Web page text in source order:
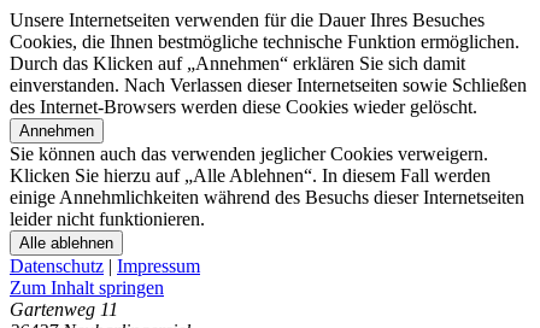
Unsere Internetseiten verwenden für die Dauer Ihres Besuches
Cookies, die Ihnen bestmögliche technische Funktion ermöglichen.
Durch das Klicken auf „Annehmen“ erklären Sie sich damit
einverstanden. Nach Verlassen dieser Internetseiten sowie Schließen
des Internet-Browsers werden diese Cookies wieder gelöscht.
Annehmen
Sie können auch das verwenden jeglicher Cookies verweigern.
Klicken Sie hierzu auf „Alle Ablehnen“. In diesem Fall werden
einige Annehmlichkeiten während des Besuchs dieser Internetseiten
leider nicht funktionieren.
Alle ablehnen
Datenschutz | Impressum
Zum Inhalt springen
Gartenweg 11